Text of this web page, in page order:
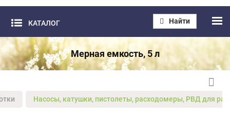
КАТАЛОГ Найти
Мерная емкость, 5 л
Насосы, катушки, пистолеты, расходомеры, РВД для